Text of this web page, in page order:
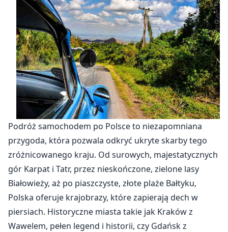
Podróż samochodem po Polsce to niezapomniana
przygoda, która pozwala odkryć ukryte skarby tego
zróżnicowanego kraju. Od surowych, majestatycznych
gór Karpat i Tatr, przez nieskończone, zielone lasy
Białowieży, aż po piaszczyste, złote plaże Bałtyku,
Polska oferuje krajobrazy, które zapierają dech w
piersiach. Historyczne miasta takie jak Kraków z
Wawelem, pełen legend i historii, czy Gdańsk z